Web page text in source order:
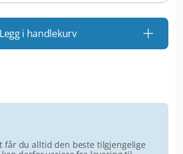
Legg i handlekurv
får du alltid den beste tilgjengelige